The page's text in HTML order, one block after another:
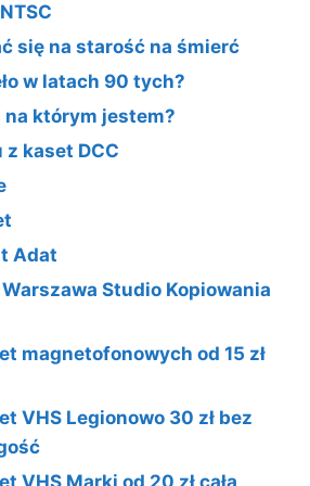
się na starość na śmierć
w latach 90 tych?
którym jestem?
kaset DCC
Adat
Studio Kopiowania
magnetofonowych od 15 zł
VHS Legionowo 30 zł bez
VHS Marki od 20 zł cała